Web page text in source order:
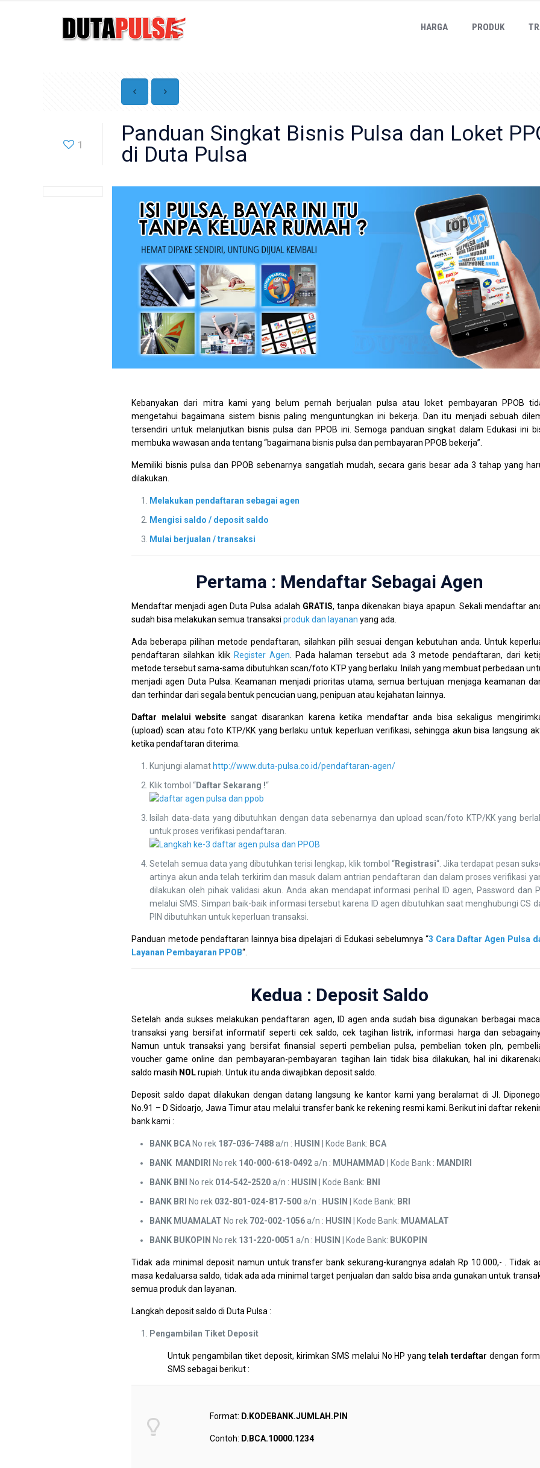
HARGA PRODUK
1
Panduan Singkat Bisnis Pulsa dan Loket
di Duta Pulsa
Kebanyakan dari mitra kami yang belum pernah berjualan pulsa atau loket pembayaran PPOB
mengetahui bagaimana sistem bisnis paling menguntungkan ini bekerja. Dan itu menjadi sebuah
tersendiri untuk melanjutkan bisnis pulsa dan PPOB ini. Semoga panduan singkat dalam Edukasi ini
membuka wawasan anda tentang “bagaimana bisnis pulsa dan pembayaran PPOB bekerja”.
Memiliki bisnis pulsa dan PPOB sebenarnya sangatlah mudah, secara garis besar ada 3 tahap yang
dilakukan.
Melakukan pendaftaran sebagai agen
Mengisi saldo / deposit saldo
Mulai berjualan / transaksi
Pertama : Mendaftar Sebagai Agen
Mendaftar menjadi agen Duta Pulsa adalah GRATIS, tanpa dikenakan biaya apapun. Sekali mendaftar
sudah bisa melakukan semua transaksiproduk dan layanan yang ada.
Ada beberapa pilihan metode pendaftaran, silahkan pilih sesuai dengan kebutuhan anda. Untuk
pendaftaran silahkan klik Register Agen . Pada halaman tersebut ada 3 metode pendaftaran, dari
metode tersebut sama-sama dibutuhkan scan/foto KTP yang berlaku. Inilah yang membuat perbedaan
menjadi agen Duta Pulsa. Keamanan menjadi prioritas utama, semua bertujuan menjaga keamanan
dan terhindar dari segala bentuk pencucian uang, penipuan atau kejahatan lainnya.
Daftar melalui website sangat disarankan karena ketika mendaftar anda bisa sekaligus
(upload) scan atau foto KTP/KK yang berlaku untuk keperluan verifikasi, sehingga akun bisa langsung
ketika pendaftaran diterima.
Kunjungi alamat http://www.duta-pulsa.co.id/pendaftaran-agen/
Klik tombol “Daftar Sekarang !“
Isilah data-data yang dibutuhkan dengan data sebenarnya dan upload scan/foto KTP/KK yang
untuk proses verifikasi pendaftaran.
Setelah semua data yang dibutuhkan terisi lengkap, klik tombol “Registrasi“. Jika terdapat pesan
artinya akun anda telah terkirim dan masuk dalam antrian pendaftaran dan dalam proses verifikasi
dilakukan oleh pihak validasi akun. Anda akan mendapat informasi perihal ID agen, Password dan
melalui SMS. Simpan baik-baik informasi tersebut karena ID agen dibutuhkan saat menghubungi CS
PIN dibutuhkan untuk keperluan transaksi.
Panduan metode pendaftaran lainnya bisa dipelajari di Edukasi sebelumnya “3 Cara Daftar Agen Pulsa
Layanan Pembayaran PPOB“.
Kedua : Deposit Saldo
Setelah anda sukses melakukan pendaftaran agen, ID agen anda sudah bisa digunakan berbagai
transaksi yang bersifat informatif seperti cek saldo, cek tagihan listrik, informasi harga dan
Namun untuk transaksi yang bersifat finansial seperti pembelian pulsa, pembelian token pln,
voucher game online dan pembayaran-pembayaran tagihan lain tidak bisa dilakukan, hal ini
saldo masih NOLrupiah. Untuk itu anda diwajibkan deposit saldo.
Deposit saldo dapat dilakukan dengan datang langsung ke kantor kami yang beralamat di Jl.
No.91 – D Sidoarjo, Jawa Timur atau melalui transfer bank ke rekening resmi kami. Berikut ini daftar
bank kami :
BANK BCA No rek 187-036-7488 a/n : HUSIN | Kode Bank: BCA
BANK MANDIRI
No rek 140-000-618-0492 a/n : MUHAMMAD | Kode Bank : MANDIRI
BANK BNI No rek 014-542-2520 a/n : HUSIN | Kode Bank: BNI
BANK BRI No rek 032-801-024-817-500 a/n : HUSIN | Kode Bank: BRI
BANK MUAMALAT No rek 702-002-1056 a/n : HUSIN | Kode Bank: MUAMALAT
BANK BUKOPIN No rek 131-220-0051 a/n : HUSIN | Kode Bank: BUKOPIN
Tidak ada minimal deposit namun untuk transfer bank sekurang-kurangnya adalah Rp 10.000,- . Tidak
masa kedaluarsa saldo, tidak ada ada minimal target penjualan dan saldo bisa anda gunakan untuk
semua produk dan layanan.
Langkah deposit saldo di Duta Pulsa :
Pengambilan Tiket Deposit
Untuk pengambilan tiket deposit, kirimkan SMS melalui No HP yangtelah terdaftar dengan
SMS sebagai berikut :
Format: D.KODEBANK.JUMLAH.PIN
Contoh: D.BCA.10000.1234